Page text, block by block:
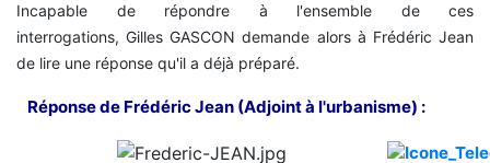
Incapable de répondre à l'ensemble de ces
interrogations, Gilles GASCON demande alors à Frédéric Jean
de lire une réponse qu'il a déjà préparé.
Réponse de Frédéric Jean (Adjoint à l'urbanisme) :